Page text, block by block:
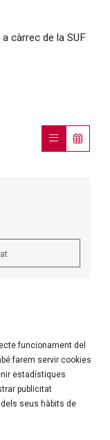
càrrec de la SUF
| 17480 ROSES
funcionament del
farem servir cookies
estadístiques
publicitat
seus hàbits de